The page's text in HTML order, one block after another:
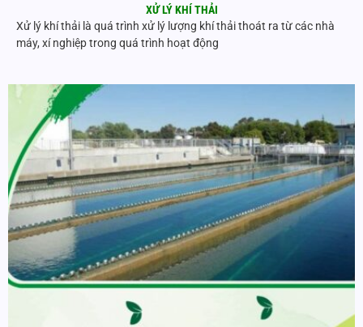
XỬ LÝ KHÍ THẢI
Xử lý khí thải là quá trình xử lý lượng khí thải thoát ra từ các nhà
máy, xí nghiệp trong quá trình hoạt động